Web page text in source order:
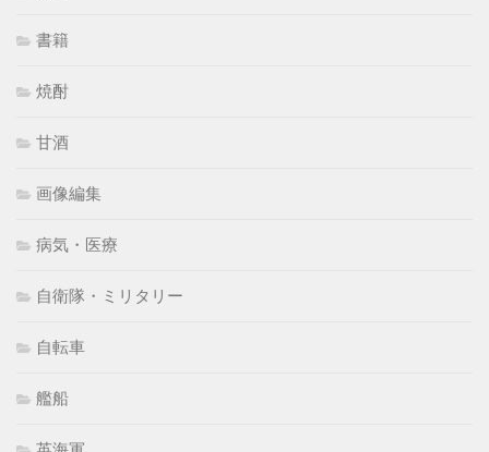
書籍
焼酎
甘酒
画像編集
病気・医療
自衛隊・ミリタリー
自転車
艦船